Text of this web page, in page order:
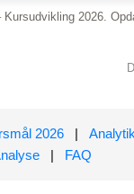
2026.
2026 |
| FAQ